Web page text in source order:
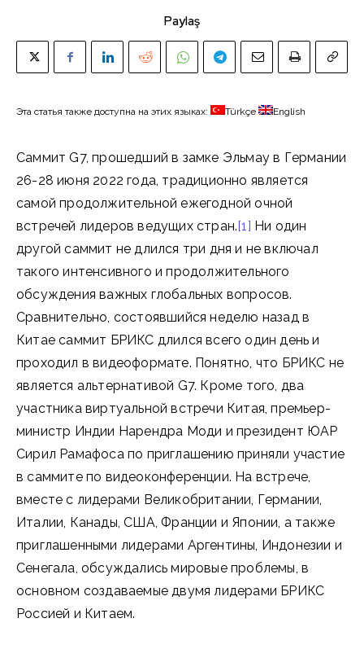
Paylaş
Эта статья также доступна на этих языках: Türkçe English
Саммит G7, прошедший в замке Эльмау в Германии
26-28 июня 2022 года, традиционно является
самой продолжительной ежегодной очной
встречей лидеров ведущих стран.[1] Ни один
другой саммит не длился три дня и не включал
такого интенсивного и продолжительного
обсуждения важных глобальных вопросов.
Сравнительно, состоявшийся неделю назад в
Китае саммит БРИКС длился всего один день и
проходил в видеоформате. Понятно, что БРИКС не
является альтернативой G7. Кроме того, два
участника виртуальной встречи Китая, премьер-
министр Индии Нарендра Моди и президент ЮАР
Сирил Рамафоса по приглашению приняли участие
в саммите по видеоконференции. На встрече,
вместе с лидерами Великобритании, Германии,
Италии, Канады, США, Франции и Японии, а также
приглашенными лидерами Аргентины, Индонезии и
Сенегала, обсуждались мировые проблемы, в
основном создаваемые двумя лидерами БРИКС
Россией и Китаем.